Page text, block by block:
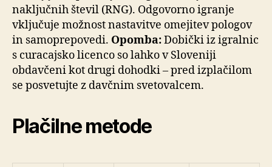
naključnih števil (RNG). Odgovorno igranje
vključuje možnost nastavitve omejitev pologov
in samoprepovedi. Opomba:Dobički iz igralnic
s curacajsko licenco so lahko v Sloveniji
obdavčeni kot drugi dohodki – pred izplačilom
se posvetujte z davčnim svetovalcem.
Plačilne metode